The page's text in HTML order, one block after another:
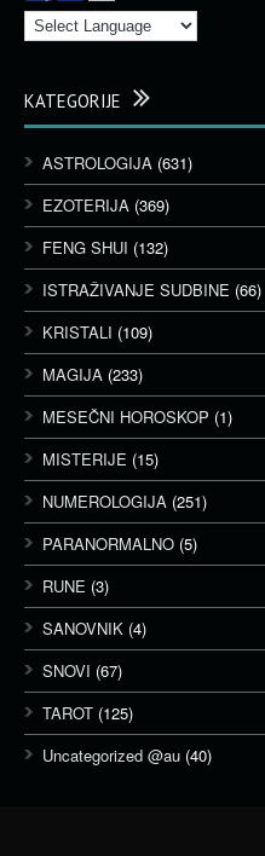
KATEGORIJE
ASTROLOGIJA (631)
EZOTERIJA (369)
FENG SHUI (132)
ISTRAŽIVANJE SUDBINE (66)
KRISTALI (109)
MAGIJA (233)
MESEČNI HOROSKOP (1)
MISTERIJE (15)
NUMEROLOGIJA (251)
PARANORMALNO (5)
RUNE (3)
SANOVNIK (4)
SNOVI (67)
TAROT (125)
Uncategorized @au (40)